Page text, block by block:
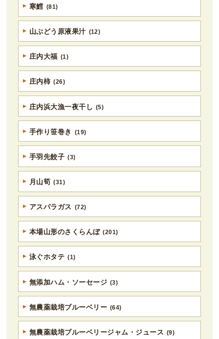
寒鱈 (81)
山ぶどう原液果汁 (12)
庄内大福 (1)
庄内柿 (26)
庄内浜大漁一夜干し (5)
手作り笹巻き (19)
手羽先餃子 (3)
月山筍 (31)
アスパラガス (72)
本場山形のさくらんぼ (201)
泳ぐホタテ (1)
無添加ハム・ソーセージ (3)
無農薬栽培ブルーベリー (64)
無農薬栽培ブルーベリージャム・ジュース (9)